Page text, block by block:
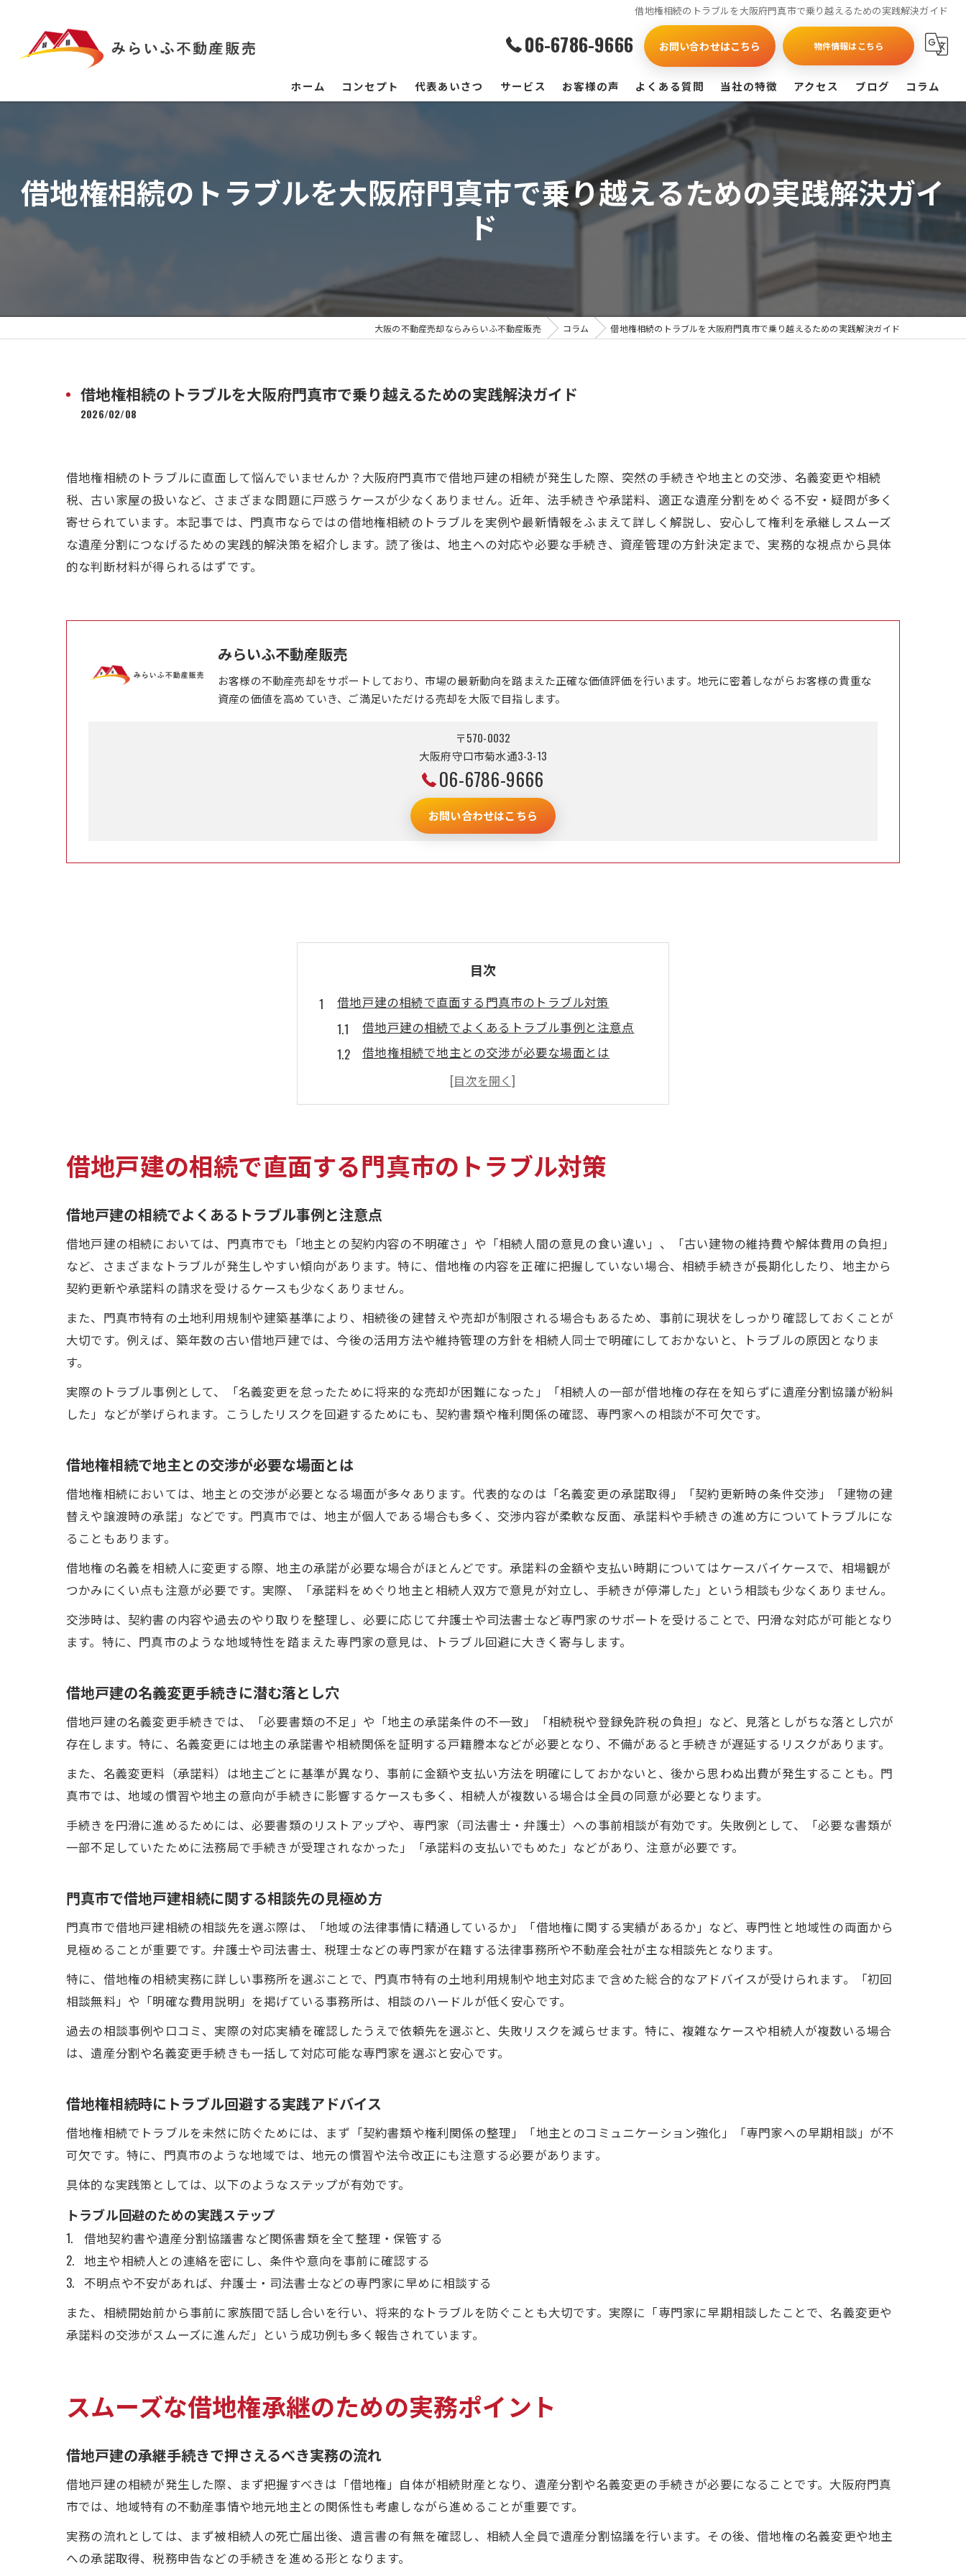
借地権相続のトラブルを大阪府門真市で乗り越えるための実践解決ガイド
06-6786-9666 お問い合わせはこちら 物件情報はこちら
ホーム コンセプト 代表あいさつ サービス お客様の声 よくある質問 当社の特徴
買取
戸建て
マンション
アクセス ブログ コラム
借地権相続のトラブルを大阪府門真市で乗り越えるための実践解決ガイ
ド
大阪の不動産売却ならみらいふ不動産販売 コラム 借地権相続のトラブルを大阪府門真市で乗り越えるための実践解決ガイド
借地権相続のトラブルを大阪府門真市で乗り越えるための実践解決ガイド
2026/02/08
借地権相続のトラブルに直面して悩んでいませんか？大阪府門真市で借地戸建の相続が発生した際、突然の手続きや地主との交渉、名義変更や相続
税、古い家屋の扱いなど、さまざまな問題に戸惑うケースが少なくありません。近年、法手続きや承諾料、適正な遺産分割をめぐる不安・疑問が多く
寄せられています。本記事では、門真市ならではの借地権相続のトラブルを実例や最新情報をふまえて詳しく解説し、安心して権利を承継しスムーズ
な遺産分割につなげるための実践的解決策を紹介します。読了後は、地主への対応や必要な手続き、資産管理の方針決定まで、実務的な視点から具体
的な判断材料が得られるはずです。
みらいふ不動産販売
お客様の不動産売却をサポートしており、市場の最新動向を踏まえた正確な価値評価を行います。地元に密着しながらお客様の貴重な
資産の価値を高めていき、ご満足いただける売却を大阪で目指します。
〒570-0032
大阪府守口市菊水通3-3-13
06-6786-9666
お問い合わせはこちら
目次
借地戸建の相続で直面する門真市のトラブル対策
借地戸建の相続でよくあるトラブル事例と注意点
借地権相続で地主との交渉が必要な場面とは
借地戸建の名義変更手続きに潜む落とし穴
門真市で借地戸建相続に関する相談先の見極め方
スムーズな借地権承継のための実務ポイント
借地戸建の承継手続きで押さえるべき実務の流れ
借地戸建の名義変更時に確認したい書類一覧
地主からの承諾取得を円滑に進める交渉術
トラブル予防に役立つ借地権承継のポイント
借地戸建を使わない場合の資産運用方法
住んでいない借地戸建の維持費と対応策
名義変更料や地主対応で注意すべき落とし穴とは
名義変更時に地主から請求される費用の根拠
借地戸建の名義変更料トラブルを防ぐ交渉術
借地戸建の相続相談で頼れる専門家の特徴
借地権相続相談時に準備すべき資料とは
借地戸建の遺産分割で役立つ専門家活用法
借地戸建の遺産分割協議で専門家ができること
借地権相続に強い専門家の選び方と依頼ポイント
専門家を活用した遺産分割の実務的な進め方
借地戸建相続でトラブル回避する専門家相談の利点
借地戸建の相続で直面する門真市のトラブル対策
借地戸建の相続でよくあるトラブル事例と注意点
借地戸建の相続においては、門真市でも「地主との契約内容の不明確さ」や「相続人間の意見の食い違い」、「古い建物の維持費や解体費用の負担」
など、さまざまなトラブルが発生しやすい傾向があります。特に、借地権の内容を正確に把握していない場合、相続手続きが長期化したり、地主から
契約更新や承諾料の請求を受けるケースも少なくありません。
また、門真市特有の土地利用規制や建築基準により、相続後の建替えや売却が制限される場合もあるため、事前に現状をしっかり確認しておくことが
大切です。例えば、築年数の古い借地戸建では、今後の活用方法や維持管理の方針を相続人同士で明確にしておかないと、トラブルの原因となりま
す。
実際のトラブル事例として、「名義変更を怠ったために将来的な売却が困難になった」「相続人の一部が借地権の存在を知らずに遺産分割協議が紛糾
した」などが挙げられます。こうしたリスクを回避するためにも、契約書類や権利関係の確認、専門家への相談が不可欠です。
借地権相続で地主との交渉が必要な場面とは
借地権相続においては、地主との交渉が必要となる場面が多々あります。代表的なのは「名義変更の承諾取得」「契約更新時の条件交渉」「建物の建
替えや譲渡時の承諾」などです。門真市では、地主が個人である場合も多く、交渉内容が柔軟な反面、承諾料や手続きの進め方についてトラブルにな
ることもあります。
借地権の名義を相続人に変更する際、地主の承諾が必要な場合がほとんどです。承諾料の金額や支払い時期についてはケースバイケースで、相場観が
つかみにくい点も注意が必要です。実際、「承諾料をめぐり地主と相続人双方で意見が対立し、手続きが停滞した」という相談も少なくありません。
交渉時は、契約書の内容や過去のやり取りを整理し、必要に応じて弁護士や司法書士など専門家のサポートを受けることで、円滑な対応が可能となり
ます。特に、門真市のような地域特性を踏まえた専門家の意見は、トラブル回避に大きく寄与します。
借地戸建の名義変更手続きに潜む落とし穴
借地戸建の名義変更手続きでは、「必要書類の不足」や「地主の承諾条件の不一致」「相続税や登録免許税の負担」など、見落としがちな落とし穴が
存在します。特に、名義変更には地主の承諾書や相続関係を証明する戸籍謄本などが必要となり、不備があると手続きが遅延するリスクがあります。
また、名義変更料（承諾料）は地主ごとに基準が異なり、事前に金額や支払い方法を明確にしておかないと、後から思わぬ出費が発生することも。門
真市では、地域の慣習や地主の意向が手続きに影響するケースも多く、相続人が複数いる場合は全員の同意が必要となります。
手続きを円滑に進めるためには、必要書類のリストアップや、専門家（司法書士・弁護士）への事前相談が有効です。失敗例として、「必要な書類が
一部不足していたために法務局で手続きが受理されなかった」「承諾料の支払いでもめた」などがあり、注意が必要です。
門真市で借地戸建相続に関する相談先の見極め方
門真市で借地戸建相続の相談先を選ぶ際は、「地域の法律事情に精通しているか」「借地権に関する実績があるか」など、専門性と地域性の両面から
見極めることが重要です。弁護士や司法書士、税理士などの専門家が在籍する法律事務所や不動産会社が主な相談先となります。
特に、借地権の相続実務に詳しい事務所を選ぶことで、門真市特有の土地利用規制や地主対応まで含めた総合的なアドバイスが受けられます。「初回
相談無料」や「明確な費用説明」を掲げている事務所は、相談のハードルが低く安心です。
過去の相談事例や口コミ、実際の対応実績を確認したうえで依頼先を選ぶと、失敗リスクを減らせます。特に、複雑なケースや相続人が複数いる場合
は、遺産分割や名義変更手続きも一括して対応可能な専門家を選ぶと安心です。
借地権相続時にトラブル回避する実践アドバイス
借地権相続でトラブルを未然に防ぐためには、まず「契約書類や権利関係の整理」「地主とのコミュニケーション強化」「専門家への早期相談」が不
可欠です。特に、門真市のような地域では、地元の慣習や法令改正にも注意する必要があります。
具体的な実践策としては、以下のようなステップが有効です。
トラブル回避のための実践ステップ
借地契約書や遺産分割協議書など関係書類を全て整理・保管する
地主や相続人との連絡を密にし、条件や意向を事前に確認する
不明点や不安があれば、弁護士・司法書士などの専門家に早めに相談する
また、相続開始前から事前に家族間で話し合いを行い、将来的なトラブルを防ぐことも大切です。実際に「専門家に早期相談したことで、名義変更や
承諾料の交渉がスムーズに進んだ」という成功例も多く報告されています。
スムーズな借地権承継のための実務ポイント
借地戸建の承継手続きで押さえるべき実務の流れ
借地戸建の相続が発生した際、まず把握すべきは「借地権」自体が相続財産となり、遺産分割や名義変更の手続きが必要になることです。大阪府門真
市では、地域特有の不動産事情や地元地主との関係性も考慮しながら進めることが重要です。
実務の流れとしては、まず被相続人の死亡届出後、遺言書の有無を確認し、相続人全員で遺産分割協議を行います。その後、借地権の名義変更や地主
への承諾取得、税務申告などの手続きを進める形となります。